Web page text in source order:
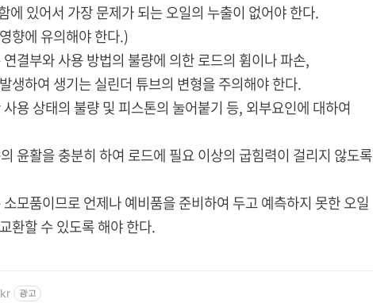
있어서 가장 문제가 되는 오일의 누출이 없어야 한다.
에 유의해야 한다.)
결부와 사용 방법의 불량에 의한 로드의 휨이나 파손,
하여 생기는 실린더 튜브의 변형을 주의해야 한다.
용 상태의 불량 및 피스톤의 눌어붙기 등, 외부요인에 대하여
윤활을 충분히 하여 로드에 필요 이상의 굽힘력이 걸리지 않도록
모품이므로 언제나 예비품을 준비하여 두고 예측하지 못한 오일
할 수 있도록 해야 한다.
광고